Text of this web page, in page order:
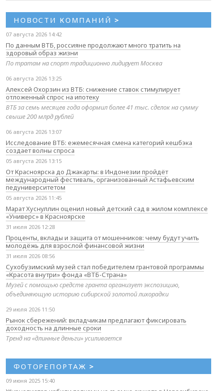
НОВОСТИ КОМПАНИЙ >
07 августа 2026 14:42
По данным ВТБ, россияне продолжают много тратить на
здоровый образ жизни
По тратам на спорт традиционно лидирует Москва
06 августа 2026 13:25
Алексей Охорзин из ВТБ: снижение ставок стимулирует
отложенный спрос на ипотеку
ВТБ за семь месяцев года оформил более 41 тыс. сделок на сумму
свыше 200 млрд рублей
06 августа 2026 13:07
Исследование ВТБ: ежемесячная смена категорий кешбэка
создает волны спроса
05 августа 2026 13:15
От Красноярска до Джакарты: в Индонезии пройдёт
международный фестиваль, организованный Астафьевским
педуниверситетом
05 августа 2026 11:45
Марат Хуснуллин оценил новый детский сад в жилом комплексе
«Универс» в Красноярске
31 июля 2026 12:28
Проценты, вклады и защита от мошенников: чему будут учить
молодёжь для взрослой финансовой жизни
31 июля 2026 08:56
Сухобузимский музей стал победителем грантовой программы
«Красота внутри» фонда «ВТБ-Страна»
Музей с помощью средств гранта организует экспозицию,
объединяющую историю сибирской золотой лихорадки
29 июля 2026 11:50
Рынок сбережений: вкладчикам предлагают фиксировать
доходность на длинные сроки
Тренд на «длинные деньги» усиливается
ФОТОРЕПОРТАЖ >
09 июня 2025 15:40